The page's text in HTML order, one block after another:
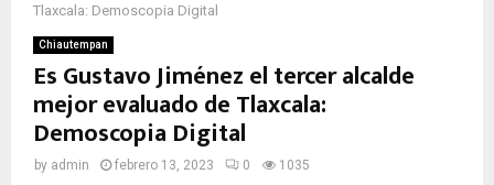
Tlaxcala: Demoscopia Digital
Chiautempan
Es Gustavo Jiménez el tercer alcalde
mejor evaluado de Tlaxcala:
Demoscopia Digital
by admin febrero 13, 2023 0 1035